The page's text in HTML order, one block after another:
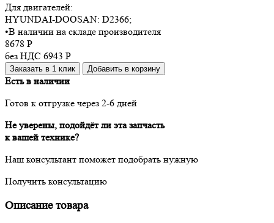
Для двигателей:
HYUNDAI-DOOSAN: D2366;
•В наличии на складе производителя
8678 Р
без НДС 6943 Р
Заказать в 1 клик Добавить в корзину
Есть в наличии
Готов к отгрузке через 2-6 дней
Не уверены, подойдёт ли эта запчасть
к вашей технике?
Наш консультант поможет подобрать нужную
Получить консультацию
Описание товара